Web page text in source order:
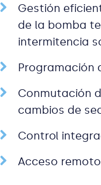
Gestión
de la bomba
intermitencia
Programación
Conmutación
cambios de
Control
Acceso